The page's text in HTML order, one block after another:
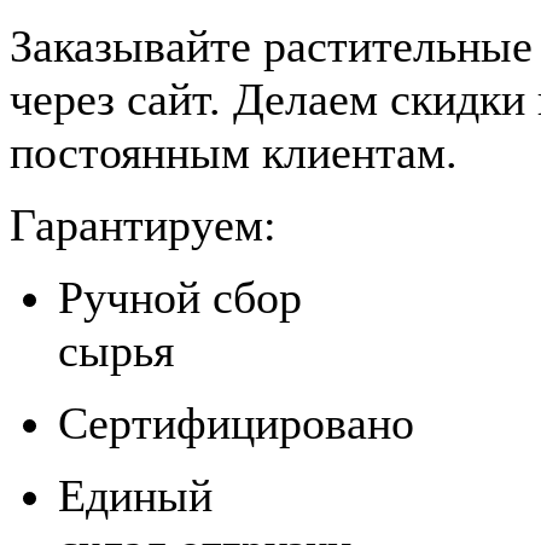
Заказывайте
через сайт. Делаем
постоянным клиентам.
Гарантируем:
Ручной cбор
сырья
Сертифицировано
Единый